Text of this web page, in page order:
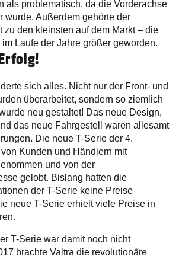
als problematisch, da die Vorderachse
wurde. Außerdem gehörte der
zu den kleinsten auf dem Markt – die
Laufe der Jahre größer geworden.
Erfolg!
sich alles. Nicht nur der Front- und
überarbeitet, sondern so ziemlich
neu gestaltet! Das neue Design,
das neue Fahrgestell waren allesamt
Die neue T-Serie der 4.
Kunden und Händlern mit
und von der
gelobt. Bislang hatten die
der T-Serie keine Preise
neue T-Serie erhielt viele Preise in
T-Serie war damit noch nicht
brachte Valtra die revolutionäre